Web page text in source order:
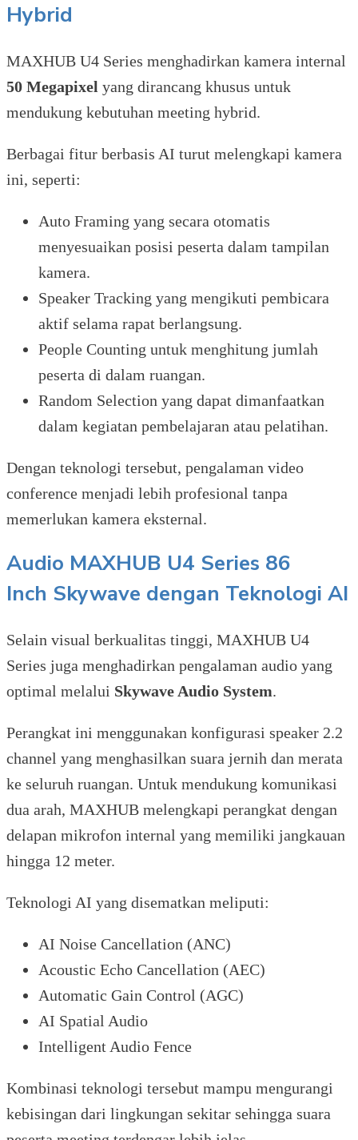
Hybrid
MAXHUB U4 Series menghadirkan kamera internal
50 Megapixel yang dirancang khusus untuk
mendukung kebutuhan meeting hybrid.
Berbagai fitur berbasis AI turut melengkapi kamera
ini, seperti:
Auto Framing yang secara otomatis
menyesuaikan posisi peserta dalam tampilan
kamera.
Speaker Tracking yang mengikuti pembicara
aktif selama rapat berlangsung.
People Counting untuk menghitung jumlah
peserta di dalam ruangan.
Random Selection yang dapat dimanfaatkan
dalam kegiatan pembelajaran atau pelatihan.
Dengan teknologi tersebut, pengalaman video
conference menjadi lebih profesional tanpa
memerlukan kamera eksternal.
Audio MAXHUB U4 Series 86
Inch Skywave dengan Teknologi AI
Selain visual berkualitas tinggi, MAXHUB U4
Series juga menghadirkan pengalaman audio yang
optimal melalui Skywave Audio System.
Perangkat ini menggunakan konfigurasi speaker 2.2
channel yang menghasilkan suara jernih dan merata
ke seluruh ruangan. Untuk mendukung komunikasi
dua arah, MAXHUB melengkapi perangkat dengan
delapan mikrofon internal yang memiliki jangkauan
hingga 12 meter.
Teknologi AI yang disematkan meliputi:
AI Noise Cancellation (ANC)
Acoustic Echo Cancellation (AEC)
Automatic Gain Control (AGC)
AI Spatial Audio
Intelligent Audio Fence
Kombinasi teknologi tersebut mampu mengurangi
kebisingan dari lingkungan sekitar sehingga suara